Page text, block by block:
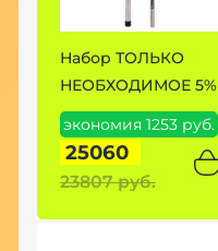
Набор ТОЛЬКО
НЕОБХОДИМОЕ 5%
экономия 1253 руб.
25060
23807 руб.